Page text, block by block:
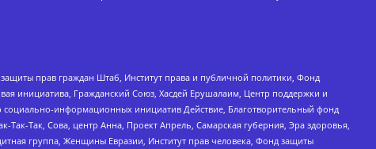
прав граждан Штаб, Институт права и публичной политики, Фонд
инициатива, Гражданский Союз, Хасдей Ерушалаим, Центр поддержки и
информационных инициатив Действие, Благотворительный фонд
Так, Сова, центр Анна, Проект Апрель, Самарская губерния, Эра здоровья,
группа, Женщины Евразии, Институт прав человека, Фонд защиты